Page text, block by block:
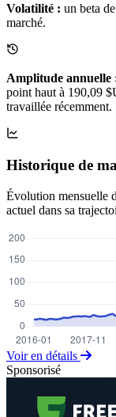
Volatilité : un beta
marché.
Amplitude annuelle
point haut à 190,09
travaillée récemment.
Historique de
Évolution mensuelle
actuel dans sa
Voir en détails
Sponsorisé